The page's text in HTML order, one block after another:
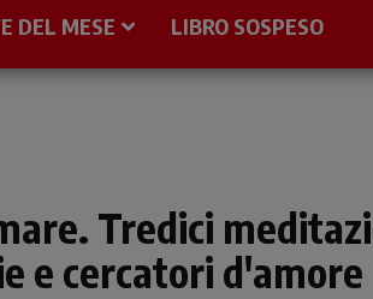
DEL MESE LIBRO SOSPESO
Tredici
e cercatori d'amore